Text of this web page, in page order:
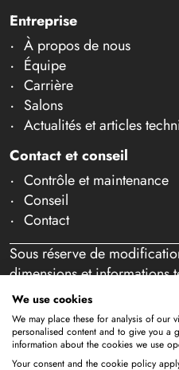
Entreprise
À propos de nous
Équipe
Carrière
Salons
Actualités et articles
Contact et conseil
Contrôle et maintenance
Conseil
Contact
Sous réserve de
dimensions et informations
titre indicatif. Sous réserve
frappe. Notre offre
professionnels au sens de
aux particuliers n'a lieu. En
We use cookies
We may place these for analysis of our
personalised content and to give you a
information about the cookies we use
Your consent and the cookie policy